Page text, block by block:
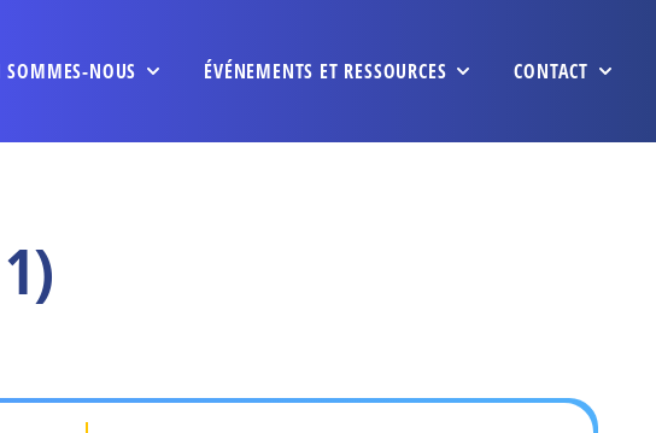
NOUS ÉVÉNEMENTS ET RESSOURCES CONTACT